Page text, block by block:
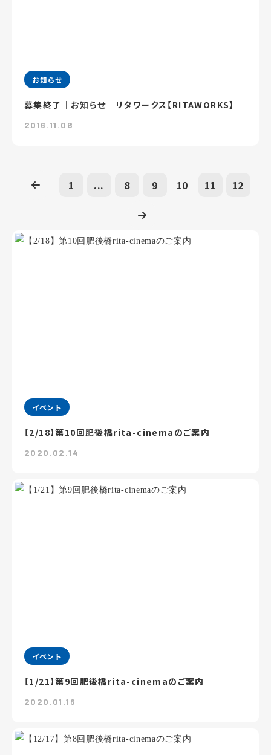
お知らせ
募集終了｜お知らせ｜リタワークス【RITAWORKS】
2016.11.08
1 ... 8 9 10 11 12
イベント
【2/18】第10回肥後橋rita-cinemaのご案内
2020.02.14
イベント
【1/21】第9回肥後橋rita-cinemaのご案内
2020.01.16